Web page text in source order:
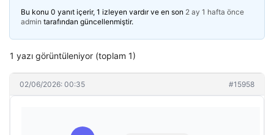
Bu konu 0 yanıt içerir, 1 izleyen vardır ve en son 2 ay 1 hafta önce
admin tarafından güncellenmiştir.
1 yazı görüntüleniyor (toplam 1)
02/06/2026: 00:35 #15958